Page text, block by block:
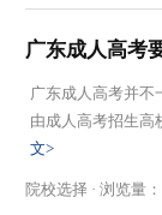
广东成人高考
广东成人高考并不
由成人高考招生高
文>
院校选择 · 浏览量